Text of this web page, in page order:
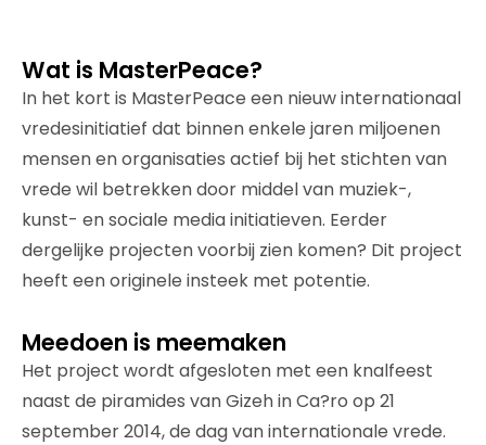
Wat is MasterPeace?
In het kort is MasterPeace een nieuw internationaal
vredesinitiatief dat binnen enkele jaren miljoenen
mensen en organisaties actief bij het stichten van
vrede wil betrekken door middel van muziek-,
kunst- en sociale media initiatieven. Eerder
dergelijke projecten voorbij zien komen? Dit project
heeft een originele insteek met potentie.
Meedoen is meemaken
Het project wordt afgesloten met een knalfeest
naast de piramides van Gizeh in Ca?ro op 21
september 2014, de dag van internationale vrede.